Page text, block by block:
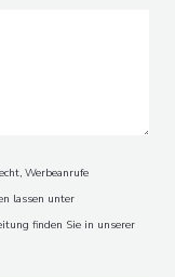
Werbeanrufe
lassen unter
finden Sie in unserer